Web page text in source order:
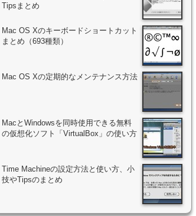
Tipsまとめ
Mac OS Xのキーボードショートカット
まとめ（693種類）
Mac OS Xの定期的なメンテナンス方法
MacとWindowsを同時使用できる無料
の仮想化ソフト「VirtualBox」の使い方
Time Machineの設定方法と使い方、小
技やTipsのまとめ